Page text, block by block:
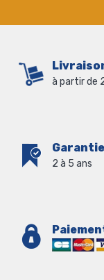
à partir de
Garantie
2 à 5 ans